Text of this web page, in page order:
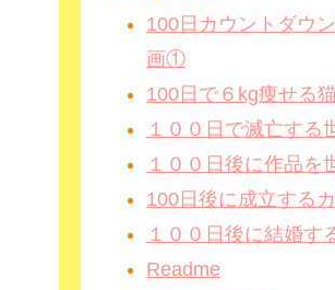
100日カウントダウ
画①
100日で６kg痩せる
１００日で滅亡する
１００日後に作品を
100日後に成立する
１００日後に結婚す
Readme